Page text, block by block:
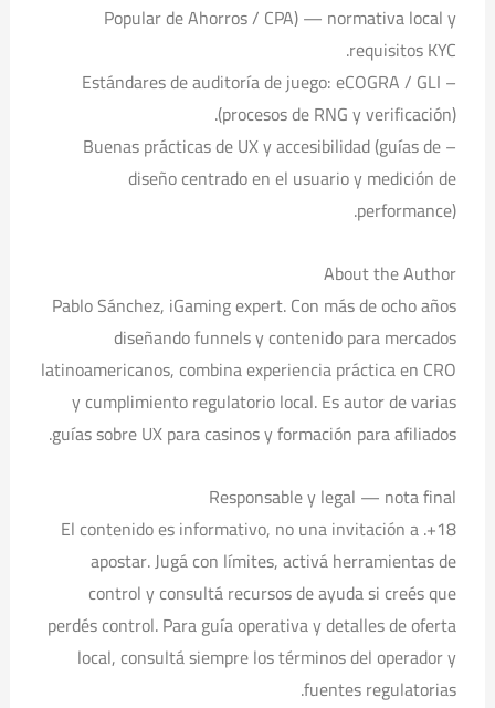
Popular de Ahorros / CPA) — normativa local y
requisitos KYC.
– Estándares de auditoría de juego: eCOGRA / GLI
(procesos de RNG y verificación).
– Buenas prácticas de UX y accesibilidad (guías de
diseño centrado en el usuario y medición de
performance).
About the Author
Pablo Sánchez, iGaming expert. Con más de ocho años
diseñando funnels y contenido para mercados
latinoamericanos, combina experiencia práctica en CRO
y cumplimiento regulatorio local. Es autor de varias
guías sobre UX para casinos y formación para afiliados.
Responsable y legal — nota final
18+. El contenido es informativo, no una invitación a
apostar. Jugá con límites, activá herramientas de
control y consultá recursos de ayuda si creés que
perdés control. Para guía operativa y detalles de oferta
local, consultá siempre los términos del operador y
fuentes regulatorias.